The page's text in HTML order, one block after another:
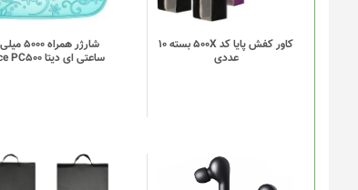
کاور کفش پایا کد 500X بسته 10
عددی
شارژر همراه
ساعتی ای دیتا Choice PC500
این